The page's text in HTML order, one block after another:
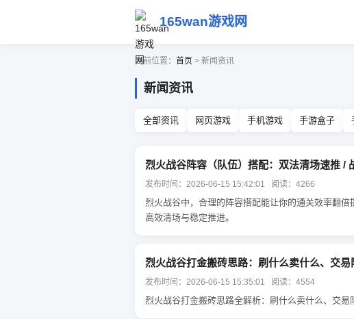
165wan游戏网
当前位置： 首页 > 新闻资讯
新闻资讯
全部资讯 网页游戏 手机游戏 手游盒子
烈火战谷阵容（队伍）搭配：双法清场速推 /
发布时间：2026-06-15 15:42:01 阅读：4266
烈火战谷中，合理的阵容搭配能让你的通关效率翻倍
高效清场与稳定推进。
烈火战谷打金搬砖思路：刷什么卖什么、交
发布时间：2026-06-15 15:35:01 阅读：4554
烈火战谷打金搬砖思路全解析：刷什么卖什么、交